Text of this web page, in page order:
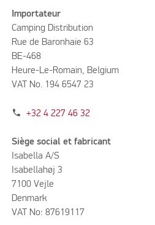
Importateur
Camping Distribution
Rue de Baronhaie 63
BE-468
Heure-Le-Romain, Belgium
VAT No. 194 6547 23
phone +32 4 227 46 32
Siège social et fabricant
Isabella A/S
Isabellahøj 3
7100 Vejle
Denmark
VAT No: 87619117